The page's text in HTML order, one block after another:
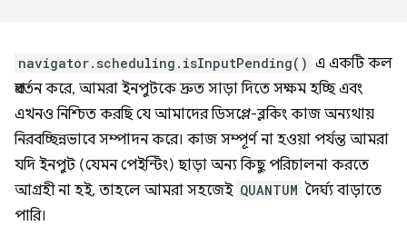
navigator.scheduling.isInputPending() এ একটি কল
প্রবর্তন করে, আমরা ইনপুটকে দ্রুত সাড়া দিতে সক্ষম হচ্ছি এবং
এখনও নিশ্চিত করছি যে আমাদের ডিসপ্লে-ব্লকিং কাজ অন্যথায়
নিরবচ্ছিন্নভাবে সম্পাদন করে। কাজ সম্পূর্ণ না হওয়া পর্যন্ত আমরা
যদি ইনপুট (যেমন পেইন্টিং) ছাড়া অন্য কিছু পরিচালনা করতে
আগ্রহী না হই, তাহলে আমরা সহজেই QUANTUM দৈর্ঘ্য বাড়াতে
পারি।